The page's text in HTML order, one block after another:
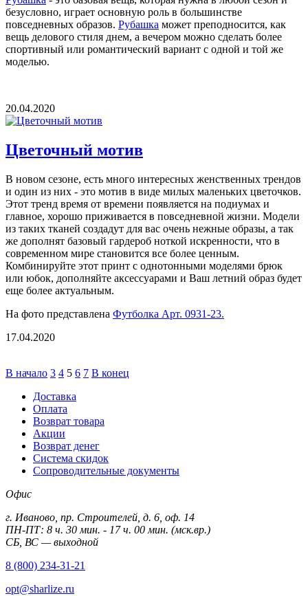
безусловно, играет основную роль в большинстве
повседневных образов. Рубашка может преподносится, как
вещь делового стиля днем, а вечером можно сделать более
спортивный или романтический вариант с одной и той же
моделью.
20.04.2020
Цветочный мотив
В новом сезоне, есть много интересных женственных трендов
и один из них - это мотив в виде милых маленьких цветочков.
Этот тренд время от времени появляется на подиумах и
главное, хорошо приживается в повседневной жизни. Модели
из таких тканей создадут для вас очень нежные образы, а так
же дополнят базовый гардероб ноткой искренности, что в
современном мире становится все более ценным.
Комбинируйте этот принт с однотонными моделями брюк
или юбок, дополняйте аксессуарами и Ваш летний образ будет
еще более актуальным.
На фото представлена Футболка Арт. 0931-23.
17.04.2020
В начало 3 4 5 6 7 В конец
Доставка
Оплата
Возврат товара
Акции
Возврат денег
Система скидок
Сопроводительные документы
Офис
г. Иваново, пр. Строителей, д. 6, оф. 14
ПН-ПТ: 8 ч. 30 мин. - 17 ч. 00 мин. (мск.вр.)
СБ, ВС — выходной
8 (800) 234-31-21
opt@sharlize.ru